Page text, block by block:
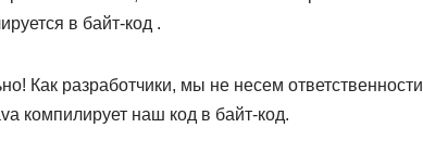
в байт-код .
Как разработчики, мы не несем ответственности
компилирует наш код в байт-код.